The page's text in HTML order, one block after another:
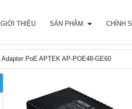
GIỚI THIỆU SẢN PHẨM CHÍNH
Adapter PoE APTEK AP-POE48-GE60